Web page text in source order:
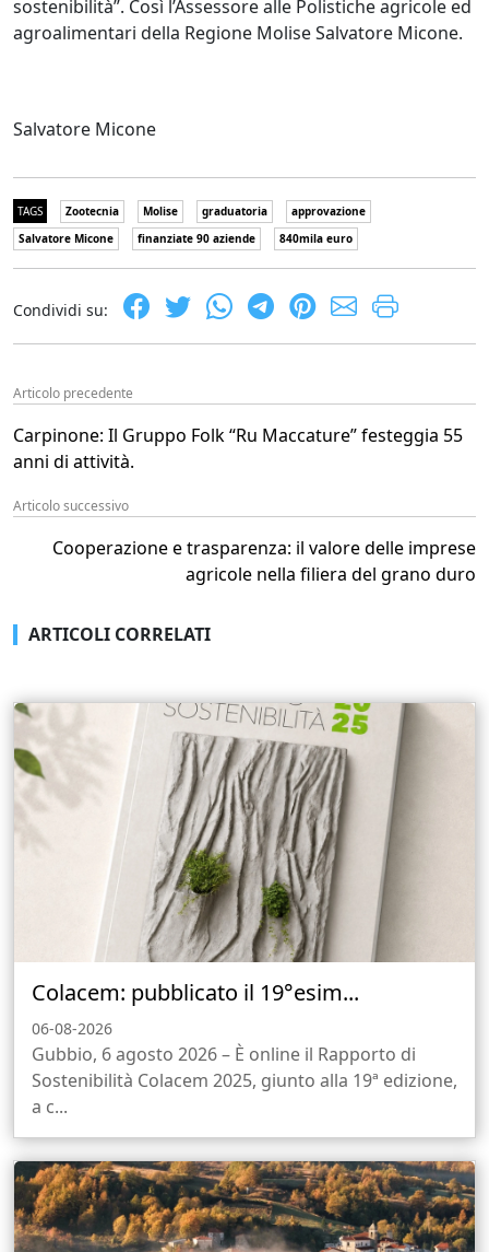
sostenibilità”. Così l’Assessore alle Polistiche agricole ed
agroalimentari della Regione Molise Salvatore Micone.
Salvatore Micone
TAGS Zootecnia Molise graduatoria
approvazione
Salvatore Micone
finanziate 90 aziende 840mila euro
Condividi su:
Articolo precedente
Carpinone: Il Gruppo Folk “Ru Maccature” festeggia 55
anni di attività.
Articolo successivo
Cooperazione e trasparenza: il valore delle imprese
agricole nella filiera del grano duro
ARTICOLI CORRELATI
Colacem: pubblicato il 19°esim...
06-08-2026
Gubbio, 6 agosto 2026 – È online il Rapporto di
Sostenibilità Colacem 2025, giunto alla 19ª edizione,
a c...